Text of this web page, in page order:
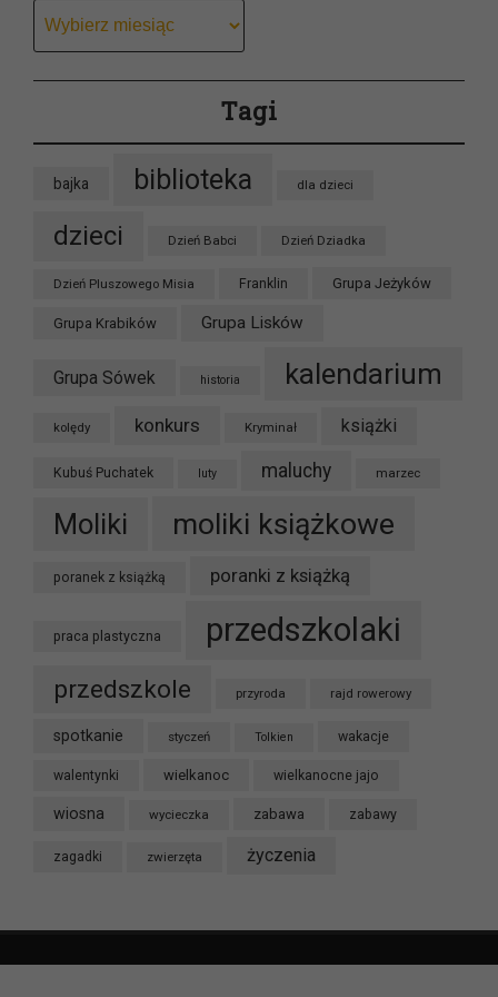
Tagi
bajka biblioteka dla dzieci
dzieci Dzień Babci Dzień Dziadka
Dzień Pluszowego Misia Franklin Grupa Jeżyków
Grupa Krabików Grupa Lisków
Grupa Sówek historia kalendarium
kolędy konkurs Kryminał książki
Kubuś Puchatek luty maluchy marzec
Moliki moliki książkowe
poranek z książką poranki z książką
praca plastyczna przedszkolaki
przedszkole przyroda rajd rowerowy
spotkanie styczeń Tolkien wakacje
walentynki wielkanoc wielkanocne jajo
wiosna wycieczka zabawa zabawy
zagadki zwierzęta życzenia